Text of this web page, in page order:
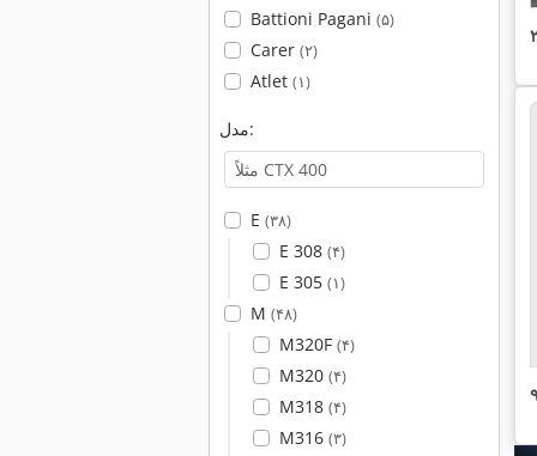
Battioni Pagani (۵)
Carer (۲)
Atlet (۱)
مدل:
E (۳۸)
E 308 (۴)
E 305 (۱)
M (۴۸)
M320F (۴)
M320 (۴)
M318 (۴)
M316 (۳)